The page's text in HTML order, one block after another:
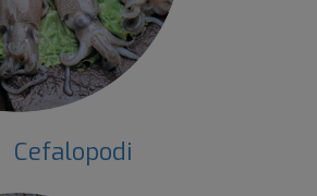
Cefalopodi